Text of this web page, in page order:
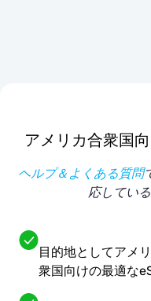
アメリカ合衆国
ヘルプ＆よくある質問
応してい
目的地としてアメ
衆国向けの最適な